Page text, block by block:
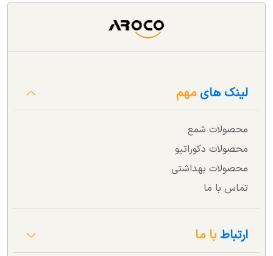
لینک هایمهم
محصولات شمع
محصولات دکوراتیو
محصولات بهداشتی
تماس با ما
ارتباطبا ما